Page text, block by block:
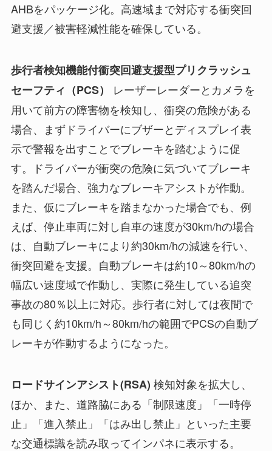
AHBをパッケージ化。高速域まで対応する衝突回
避支援／被害軽減性能を確保している。
歩行者検知機能付衝突回避支援型プリクラッシュ
セーフティ（PCS） レーザーレーダーとカメラを
用いて前方の障害物を検知し、衝突の危険がある
場合、まずドライバーにブザーとディスプレイ表
示で警報を出すことでブレーキを踏むように促
す。ドライバーが衝突の危険に気づいてブレーキ
を踏んだ場合、強力なブレーキアシストが作動。
また、仮にブレーキを踏まなかった場合でも、例
えば、停止車両に対し自車の速度が30km/hの場合
は、自動ブレーキにより約30km/hの減速を行い、
衝突回避を支援。自動ブレーキは約10～80km/hの
幅広い速度域で作動し、実際に発生している追突
事故の80％以上に対応。歩行者に対しては夜間で
も同じく約10km/h～80km/hの範囲でPCSの自動ブ
レーキが作動するようになった。
ロードサインアシスト(RSA) 検知対象を拡大し、
ほか、また、道路脇にある「制限速度」「一時停
止」「進入禁止」「はみ出し禁止」といった主要
な交通標識を読み取ってインパネに表示する。